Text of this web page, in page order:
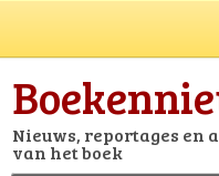
Nieuws, reportages en
van het boek